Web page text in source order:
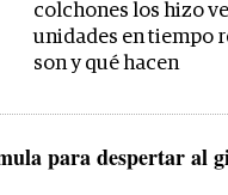
colchones los hizo
unidades en tiempo
son y qué hacen
para despertar al